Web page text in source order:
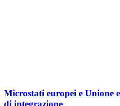
Microstati europei e Unione